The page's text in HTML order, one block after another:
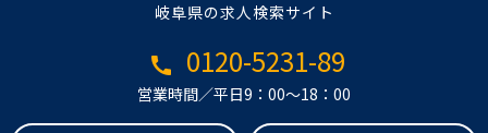
岐阜県の求人検索サイト
call 0120-5231-89
営業時間／平日9：00～18：00